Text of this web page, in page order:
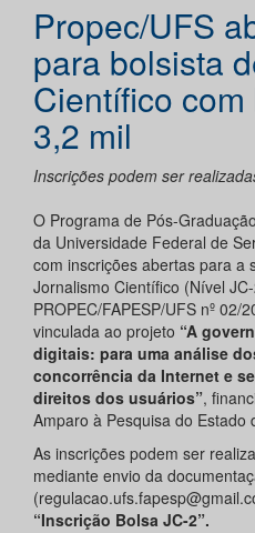
Propec/UFS
para bolsista
Científico
3,2 mil
Inscrições podem ser
O Programa de Pós-
da Universidade Federal de
com inscrições abertas para a
Jornalismo Científico (Nível
PROPEC/FAPESP/UFS nº 02/
vinculada ao projeto “A
digitais: para uma análise
concorrência da Internet e
direitos dos usuários”,
Amparo à Pesquisa do Estado
As inscrições podem ser
mediante envio da
“Inscrição Bolsa JC-2”.